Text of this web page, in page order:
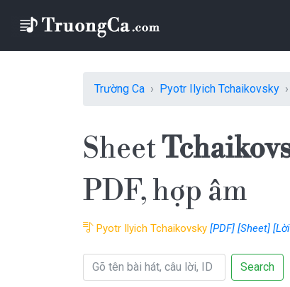
Trường Ca Pyotr Ilyich Tchaikovsky
Sheet
PDF, hợp âm
Pyotr Ilyich Tchaikovsky [PDF] [Sheet]
Search